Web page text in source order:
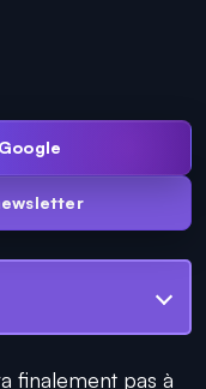
finalement pas à